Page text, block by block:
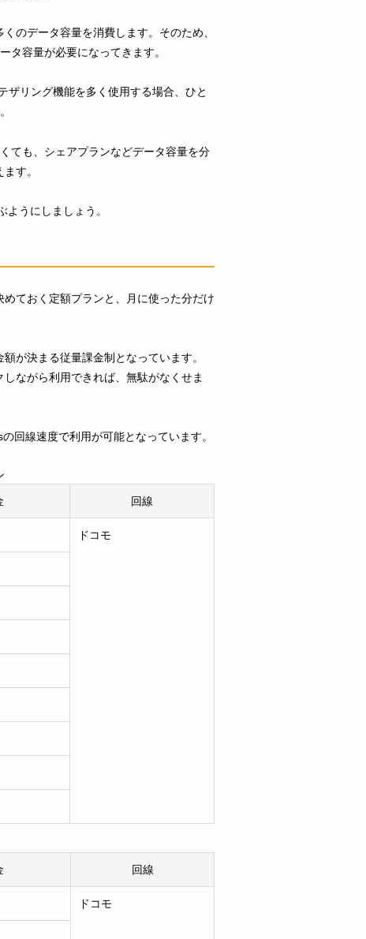
のデータ容量を消費します。そのため、
タ容量が必要になってきます。
ザリング機能を多く使用する場合、ひと
ても、シェアプランなどデータ容量を分
す。
うにしましょう。
ておく定額プランと、月に使った分だけ
が決まる従量課金制となっています。
ながら利用できれば、無駄がなくせま
回線速度で利用が可能となっています。
回線
ドコモ
回線
ドコモ